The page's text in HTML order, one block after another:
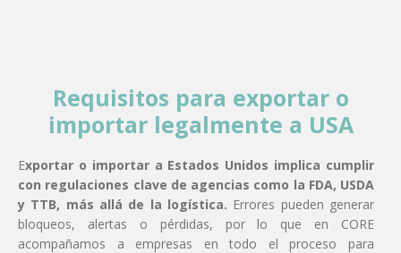
Requisitos para exportar o
importar legalmente a USA
Exportar o importar a Estados Unidos implica cumplir
con regulaciones clave de agencias como la FDA, USDA
y TTB, más allá de la logística. Errores pueden generar
bloqueos, alertas o pérdidas, por lo que en CORE
acompañamos a empresas en todo el proceso para